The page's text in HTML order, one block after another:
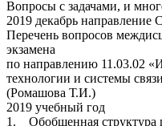
Вопросы с задачами, и
2019 декабрь
Перечень вопросов
экзамена
по направлению 11.03.02
технологии и системы
(Ромашова Т.И.)
2019 учебный год
1. Обобщенная структура